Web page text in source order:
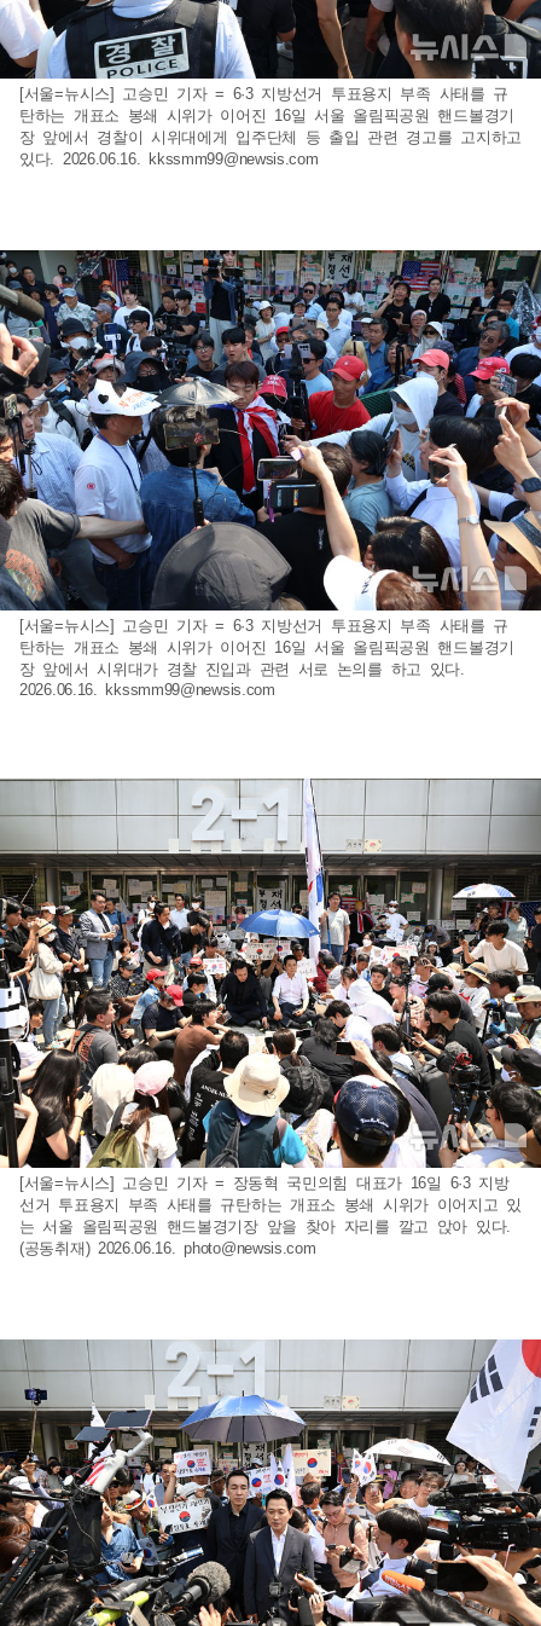
[서울=뉴시스] 고승민 기자 = 6·3 지방선거 투표용지 부족 사태를 규
탄하는 개표소 봉쇄 시위가 이어진 16일 서울 올림픽공원 핸드볼경기
장 앞에서 경찰이 시위대에게 입주단체 등 출입 관련 경고를 고지하고
있다. 2026.06.16. kkssmm99@newsis.com
[서울=뉴시스] 고승민 기자 = 6·3 지방선거 투표용지 부족 사태를 규
탄하는 개표소 봉쇄 시위가 이어진 16일 서울 올림픽공원 핸드볼경기
장 앞에서 시위대가 경찰 진입과 관련 서로 논의를 하고 있다.
2026.06.16. kkssmm99@newsis.com
[서울=뉴시스] 고승민 기자 = 장동혁 국민의힘 대표가 16일 6·3 지방
선거 투표용지 부족 사태를 규탄하는 개표소 봉쇄 시위가 이어지고 있
는 서울 올림픽공원 핸드볼경기장 앞을 찾아 자리를 깔고 앉아 있다.
(공동취재) 2026.06.16.photo@newsis.com